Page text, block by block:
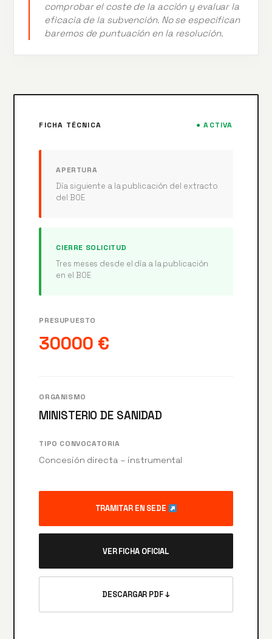
comprobar el coste de la acción y evaluar la
eficacia de la subvención. No se especifican
baremos de puntuación en la resolución.
FICHA TÉCNICA ● ACTIVA
APERTURA
Día siguiente a la publicación del extracto
del BOE
CIERRE SOLICITUD
Tres meses desde el día a la publicación
en el BOE
PRESUPUESTO
30000 €
ORGANISMO
MINISTERIO DE SANIDAD
TIPO CONVOCATORIA
Concesión directa – instrumental
TRAMITAR EN SEDE
VER FICHA OFICIAL
DESCARGAR PDF ↓